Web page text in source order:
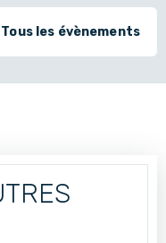
Tous les évènements